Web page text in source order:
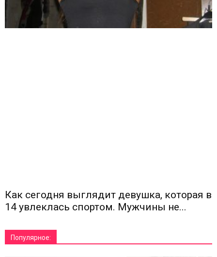
Как сегодня выглядит девушка, которая в
14 увлеклась спортом. Мужчины не...
Популярное: